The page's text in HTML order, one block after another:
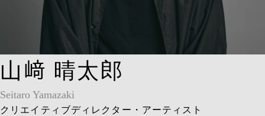
山﨑 晴太郎
Seitaro Yamazaki
クリエイティブディレクター・アーティスト